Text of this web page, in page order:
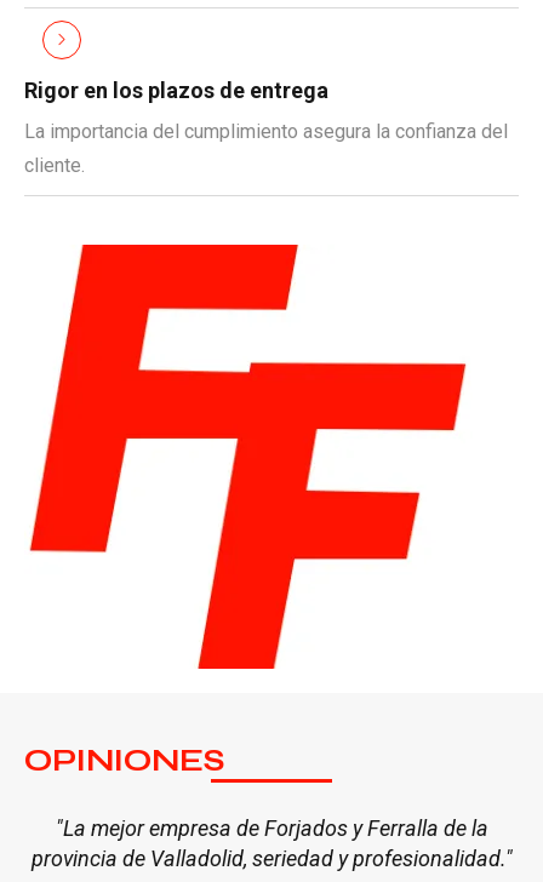
Rigor en los plazos de entrega
La importancia del cumplimiento asegura la confianza del
cliente.
OPINIONES
"La mejor empresa de Forjados y Ferralla de la
provincia de Valladolid, seriedad y profesionalidad."